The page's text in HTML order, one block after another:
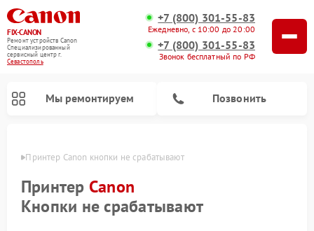
FIX-CANON
Ремонт устройств Canon
Специализированный
cервисный центр г.
Севастополь
+7 (800) 301-55-83
Ежедневно, с 10:00 до 20:00
+7 (800) 301-55-83
Звонок бесплатный по РФ
Мы ремонтируем Позвонить
Принтер Canon кнопки не срабатывают
Принтер Canon
Кнопки не срабатывают